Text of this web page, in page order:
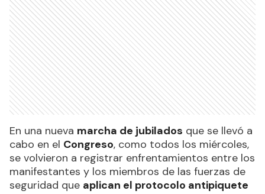
En una nueva marcha de jubilados que se llevó a
cabo en el Congreso, como todos los miércoles,
se volvieron a registrar enfrentamientos entre los
manifestantes y los miembros de las fuerzas de
seguridad que aplican el protocolo antipiquete